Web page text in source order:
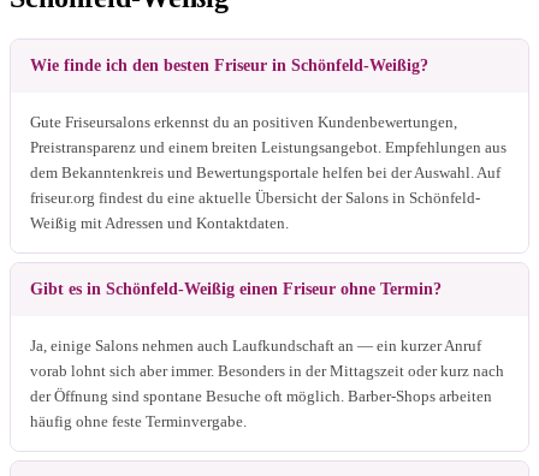
Wie finde ich den besten Friseur in Schönfeld-Weißig?
Gute Friseursalons erkennst du an positiven Kundenbewertungen,
Preistransparenz und einem breiten Leistungsangebot. Empfehlungen aus
dem Bekanntenkreis und Bewertungsportale helfen bei der Auswahl. Auf
friseur.org findest du eine aktuelle Übersicht der Salons in Schönfeld-
Weißig mit Adressen und Kontaktdaten.
Gibt es in Schönfeld-Weißig einen Friseur ohne Termin?
Ja, einige Salons nehmen auch Laufkundschaft an — ein kurzer Anruf
vorab lohnt sich aber immer. Besonders in der Mittagszeit oder kurz nach
der Öffnung sind spontane Besuche oft möglich. Barber-Shops arbeiten
häufig ohne feste Terminvergabe.